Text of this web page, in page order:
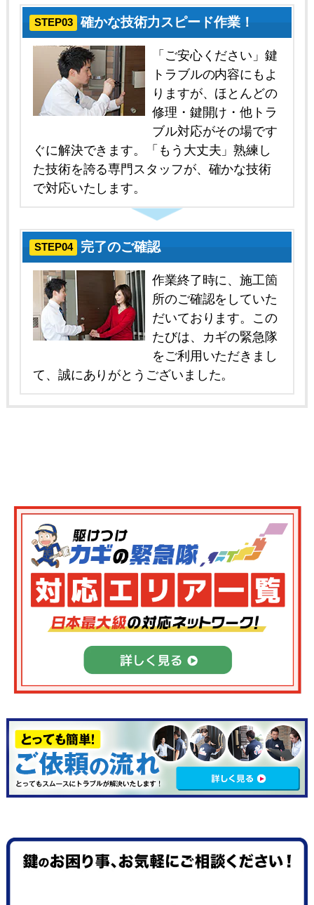
STEP03 確かな技術力スピード作業！
「ご安心ください」鍵
トラブルの内容にもよ
りますが、ほとんどの
修理・鍵開け・他トラ
ブル対応がその場です
ぐに解決できます。「もう大丈夫」熟練し
た技術を誇る専門スタッフが、確かな技術
で対応いたします。
STEP04 完了のご確認
作業終了時に、施工箇
所のご確認をしていた
だいております。この
たびは、カギの緊急隊
をご利用いただきまし
て、誠にありがとうございました。